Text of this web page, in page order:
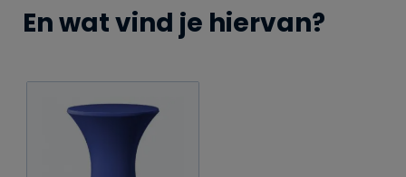
En wat vind je hiervan?